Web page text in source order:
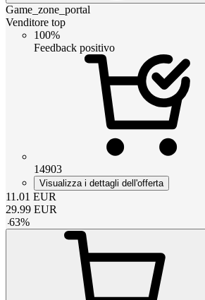
Game_zone_portal
Venditore top
100%
Feedback positivo
14903
Visualizza i dettagli dell'offerta
11.01 EUR
29.99 EUR
-63%